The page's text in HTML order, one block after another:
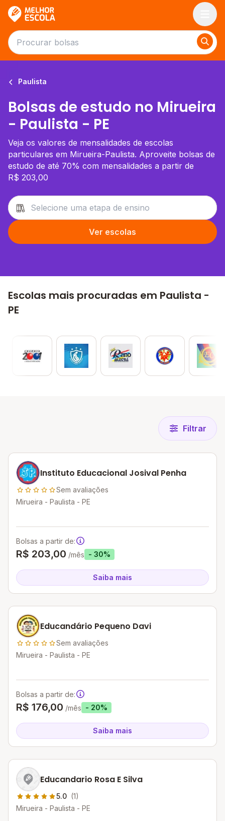
Paulista
Bolsas de estudo no Mirueira
- Paulista - PE
Veja os valores de mensalidades de escolas
particulares em Mirueira-Paulista. Aproveite bolsas de
estudo de até 70% com mensalidades a partir de
R$ 203,00
Ver escolas
Escolas mais procuradas em Paulista -
PE
Filtrar
Instituto Educacional Josival Penha
Sem avaliações
Mirueira - Paulista - PE
Bolsas a partir de:
R$ 203,00 /mês - 30%
Saiba mais
Educandário Pequeno Davi
Sem avaliações
Mirueira - Paulista - PE
Bolsas a partir de:
R$ 176,00 /mês - 20%
Saiba mais
Educandario Rosa E Silva
5.0 (1)
Mirueira - Paulista - PE